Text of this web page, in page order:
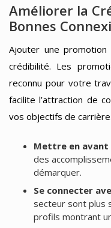
Améliorer la
Bonnes
Ajouter une
crédibilité. Les
reconnu pour votre
facilite l’attraction de
vos objectifs de carrière.
Mettre en avant
des
démarquer.
Se connecter
secteur sont plus
profils montrant